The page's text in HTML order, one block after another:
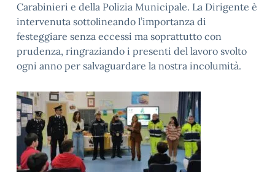
Carabinieri e della Polizia Municipale. La Dirigente è
intervenuta sottolineando l’importanza di
festeggiare senza eccessi ma soprattutto con
prudenza, ringraziando i presenti del lavoro svolto
ogni anno per salvaguardare la nostra incolumità.